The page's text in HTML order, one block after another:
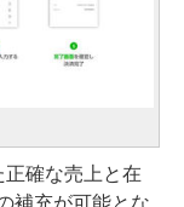
確な売上と在